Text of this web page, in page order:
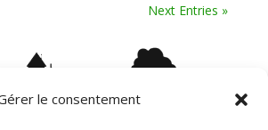
le consentement
Next Entries »